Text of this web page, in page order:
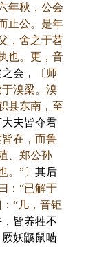
年秋，公会
止公。是年
，舍之于苕
也。更，音
会，
〔师
溴梁。溴
县东南，至
大夫皆夺君
皆在，而鲁
、郑公孙
”〕 其后
：“已解于
：“几，音钜
皆养牲不
妖鼷鼠啮